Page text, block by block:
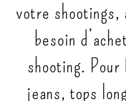
votre shootings,
besoin
shooting. Pour
jeans, tops